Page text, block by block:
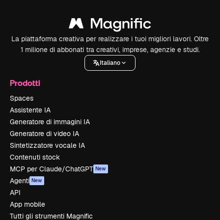
La piattaforma creativa per realizzare i tuoi migliori lavori. Oltre
1 milione di abbonati tra creativi, imprese, agenzie e studi.
Italiano
Prodotti
Spaces
Assistente IA
Generatore di immagini IA
Generatore di video IA
Sintetizzatore vocale IA
Contenuti stock
MCP per Claude/ChatGPT New
Agenti New
API
App mobile
Tutti gli strumenti Magnific